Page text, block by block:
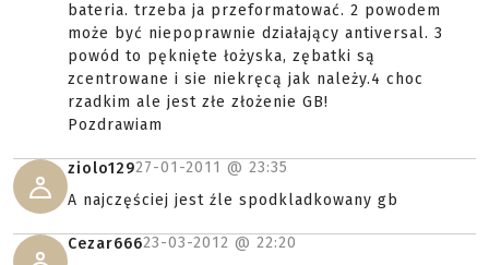
bateria. trzeba ja przeformatować. 2 powodem
może być niepoprawnie działający antiversal. 3
powód to pęknięte łożyska, zębatki są
zcentrowane i sie niekręcą jak należy.4 choc
rzadkim ale jest złe złożenie GB!
Pozdrawiam
ziolo12927-01-2011 @ 23:35
A najczęściej jest źle spodkladkowany gb
Cezar66623-03-2012 @ 22:20